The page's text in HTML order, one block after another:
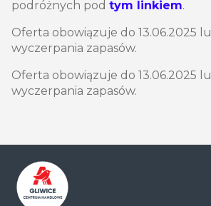
podróżnych pod tym linkiem.
Oferta obowiązuje do 13.06.2025
wyczerpania zapasów.
Oferta obowiązuje do 13.06.2025
wyczerpania zapasów.